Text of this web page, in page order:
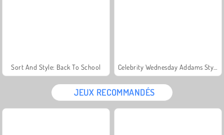
Sort And Style: Back To School
JEUX RECOMMANDÉS